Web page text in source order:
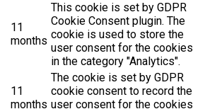
11
months
This cookie is set by GDPR
Cookie Consent plugin. The
cookie is used to store the
user consent for the cookies
in the category "Analytics".
11
months
The cookie is set by GDPR
cookie consent to record the
user consent for the cookies